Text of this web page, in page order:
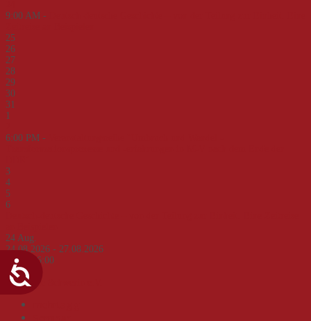
9:00 AM -
25
26
27
28
29
30
31
1
6:00 PM -
3
4
5
6
24 Aug.
24.08.2026 - 27.08.2026
9:00 - 16:00
320,00 €
Akademie Schwerin e.V.